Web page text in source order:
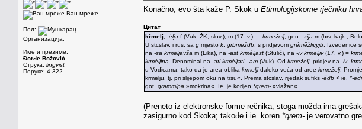
Ван мреже
Пол:
Организација:
Име и презиме:
Đorđe Božović
Струка: lingvist
Поруке: 4.322
Konačno, evo šta kaže P. Skok u Etimologijskome rječniku
Цитат
křmelj
-élja f (Vuk, ŽK, slov.), m (17. v.) — krmeželj, gen. -zija m (hrv.-kajk.,
U stcslav. i rus. sa g mjesto k: grbmeždb , s pridjevom grěměžlivyjb . Izvedenice
na -sa krmeljavša m (Lika), na -ast krmèljast (Stulić), na -iv krmeljiv(17. v.) =
krmèljina . Denominal na -ati krmèljati, -am (Vuk). Od krmeželj: pridjev na -iv,
u Vodicama, tako da je area oblika krmeljidaleko veća od aree krmeželj.
krmelju, tj. pri slijepom oku na trsu«. Prema stcslav. rijedak sufiks -ědb < ie. *-
got. grammipa »mokrina«. Ie. je korijen *qrem- »vlažan«.
(Preneto iz elektronske forme rečnika, stoga možda ima
zasigurno kod Skoka; takođe i ie. koren *qrem- je verovatno